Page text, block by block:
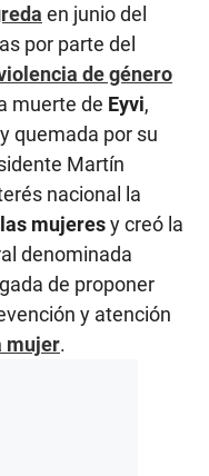
en junio del
por parte del
de género
muerte de Eyvi,
quemada por su
Martín
nacional la
mujeresy creó la
denominada
de proponer
y atención
mujer.